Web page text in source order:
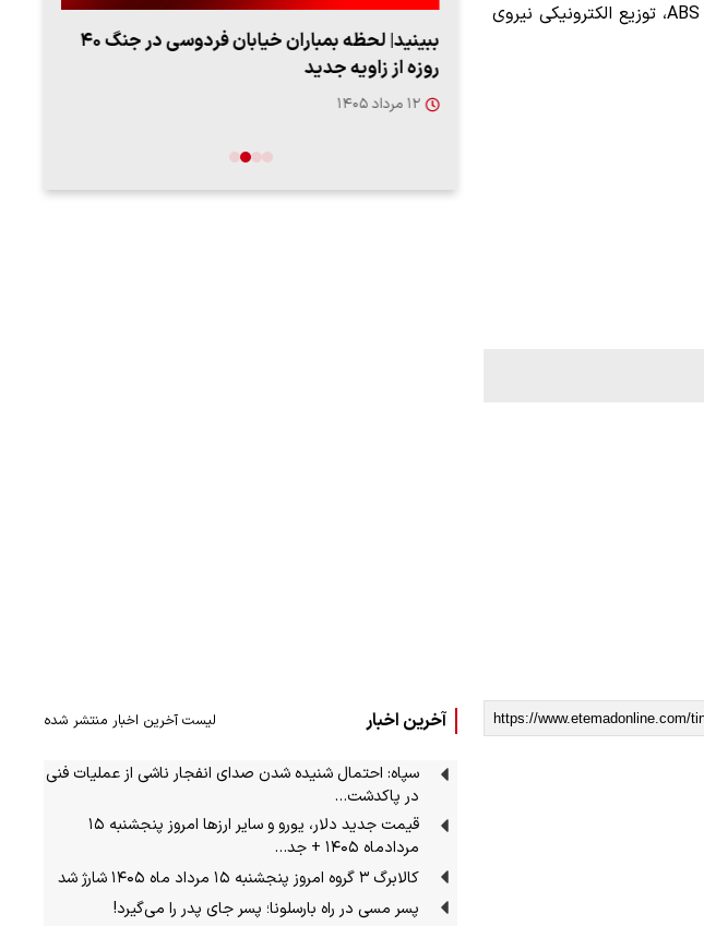
ترمز های این خودرو نیز در هر دو محور از نوع دیسکی بوده و به سیستم هایی نظیر ترمز ضد قفل ABS، توزیع الکترونیکی نیروی
ببینید| لحظه بمباران خیابان فردوسی در جنگ ۴۰
روزه از زاویه جدید
۱۲ مرداد ۱۴۰۵
آخرین اخبار لیست آخرین اخبار منتشر شده
سپاه: احتمال شنیده شدن صدای انفجار ناشی از عملیات فنی
در پاکدشت…
قیمت جدید دلار، یورو و سایر ارزها امروز پنجشنبه ۱۵
مردادماه ۱۴۰۵ + جد…
کالابرگ ۳ گروه امروز پنجشنبه ۱۵ مرداد ماه ۱۴۰۵ شارژ شد
پسر مسی در راه بارسلونا؛ پسر جای پدر را می‌گیرد!